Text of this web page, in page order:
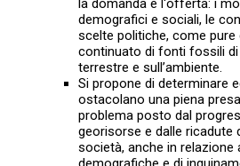
la domanda e l'offerta: i
demografici e sociali, le
scelte politiche, come
continuato di fonti fossili di
terrestre e sull’ambiente.
Si propone di determinare
ostacolano una piena
problema posto dal
georisorse e dalle
società, anche in relazione